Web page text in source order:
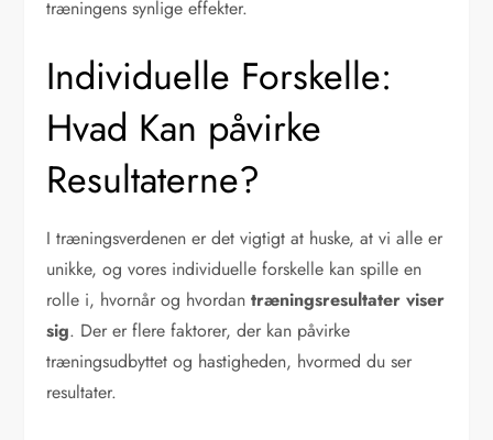
træningens synlige effekter.
Individuelle Forskelle:
Hvad Kan påvirke
Resultaterne?
I træningsverdenen er det vigtigt at huske, at vi alle er
unikke, og vores individuelle forskelle kan spille en
rolle i, hvornår og hvordantræningsresultater viser
sig. Der er flere faktorer, der kan påvirke
træningsudbyttet og hastigheden, hvormed du ser
resultater.